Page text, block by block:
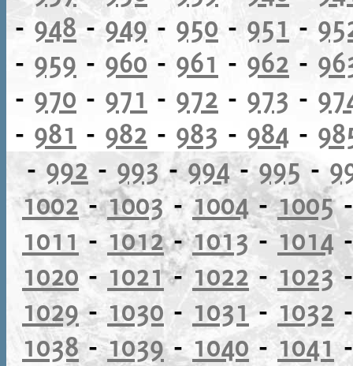
- 948- 949 - 950 - 951 -
- 959 - 960 - 961 - 962 -
- 970 - 971 - 972 - 973 -
- 981 - 982 - 983 - 984 -
- 992 - 993 -994-995 -
1002-1003-1004-1005
1011 - 1012-1013-1014
1020 - 1021-1022- 1023
1029-1030 - 1031- 1032
1038-1039-1040- 1041